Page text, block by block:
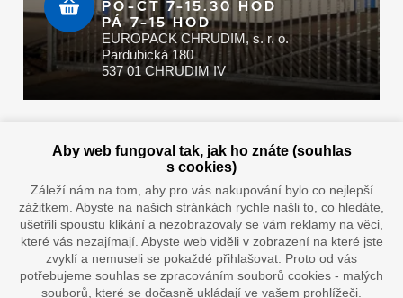
PO-ČT 7-15.30 HOD
PÁ 7-15 HOD
EUROPACK CHRUDIM, s. r. o.
Pardubická 180
537 01 CHRUDIM IV
Doprava vaším oblíbeným dopravcem
Aby web fungoval tak, jak ho znáte (souhlas
s cookies)
Záleží nám na tom, aby pro vás nakupování bylo co nejlepší
zážitkem. Abyste na našich stránkách rychle našli to, co hledáte,
ušetřili spoustu klikání a nezobrazovaly se vám reklamy na věci,
které vás nezajímají. Abyste web viděli v zobrazení na které jste
zvyklí a nemuseli se pokaždé přihlašovat. Proto od vás
potřebujeme souhlas se zpracováním souborů cookies - malých
souborů, které se dočasně ukládají ve vašem prohlížeči.